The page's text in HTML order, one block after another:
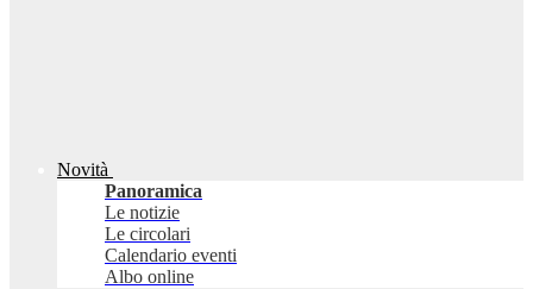
Novità
Panoramica
Le notizie
Le circolari
Calendario eventi
Albo online